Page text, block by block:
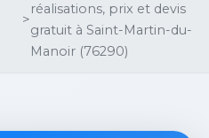
>
réalisations, prix et devis
gratuit à Saint-Martin-du-
Manoir (76290)